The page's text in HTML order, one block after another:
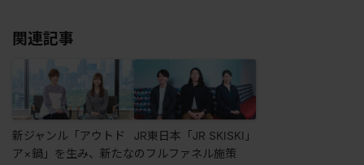
関連記事
新ジャンル「アウトド
ア×鍋」を生み、新たな
JR東日本「JR SKISKI」
のフルファネル施策